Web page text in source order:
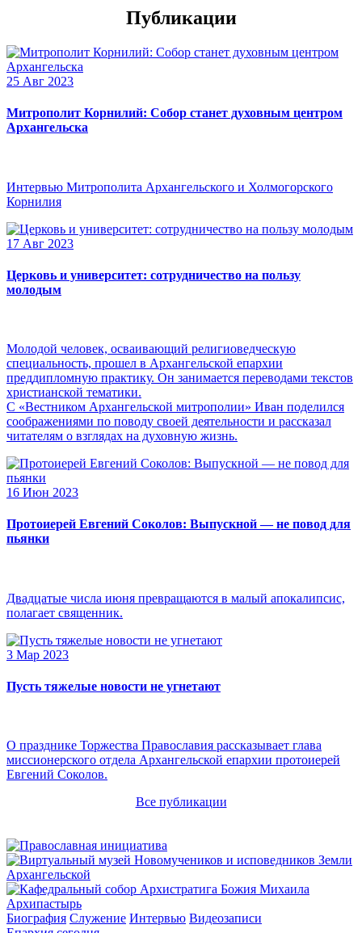
Публикации
25 Авг 2023
Митрополит Корнилий: Собор станет духовным центром
Архангельска
Интервью Митрополита Архангельского и Холмогорского
Корнилия
17 Авг 2023
Церковь и университет: сотрудничество на пользу
молодым
Молодой человек, осваивающий религиоведческую
специальность, прошел в Архангельской епархии
преддипломную практику. Он занимается переводами текстов
христианской тематики.
С «Вестником Архангельской митрополии» Иван поделился
соображениями по поводу своей деятельности и рассказал
читателям о взглядах на духовную жизнь.
16 Июн 2023
Протоиерей Евгений Соколов: Выпускной — не повод для
пьянки
Двадцатые числа июня превращаются в малый апокалипсис,
полагает священник.
3 Мар 2023
Пусть тяжелые новости не угнетают
О празднике Торжества Православия рассказывает глава
миссионерского отдела Архангельской епархии протоиерей
Евгений Соколов.
Все публикации
Архипастырь
Биография Служение Интервью Видеозаписи